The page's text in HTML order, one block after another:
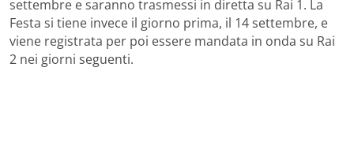
settembre e saranno trasmessi in diretta su Rai 1. La
Festa si tiene invece il giorno prima, il 14 settembre, e
viene registrata per poi essere mandata in onda su Rai
2 nei giorni seguenti.